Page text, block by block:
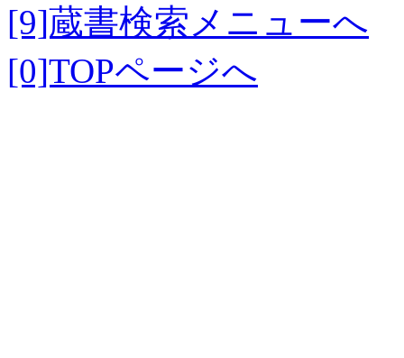
[9]蔵書検索メニューへ
[0]TOPページへ